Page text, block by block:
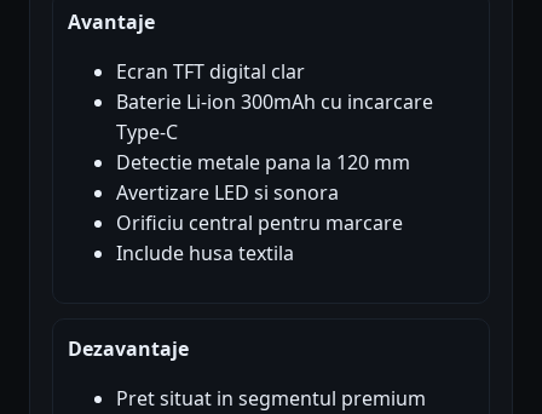
Avantaje
Ecran TFT digital clar
Baterie Li-ion 300mAh cu incarcare
Type-C
Detectie metale pana la 120 mm
Avertizare LED si sonora
Orificiu central pentru marcare
Include husa textila
Dezavantaje
Pret situat in segmentul premium